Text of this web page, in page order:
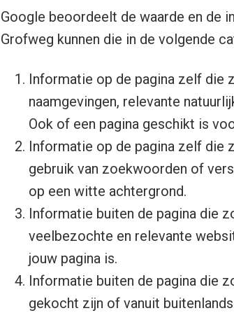
Google beoordeelt de waarde en de
Grofweg kunnen die in de volgende
Informatie op de pagina zelf die
naamgevingen, relevante
Ook of een pagina geschikt is
Informatie op de pagina zelf die
gebruik van zoekwoorden of
op een witte achtergrond.
Informatie buiten de pagina die
veelbezochte en relevante
jouw pagina is.
Informatie buiten de pagina die
gekocht zijn of vanuit